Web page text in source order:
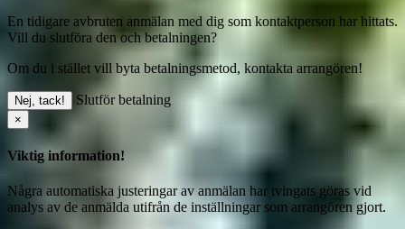
En tidigare avbruten anmälan med dig som kontaktperson har hittats.
Vill du slutföra den och betalningen?
Om du i stället vill byta betalningsmetod, kontakta arrangören!
Nej, tack! Slutför betalning
×
Viktig information!
Några automatiska justeringar av anmälan har tvingats göras vid
analys av de anmälda utifrån de inställningar som arrangören gjort.